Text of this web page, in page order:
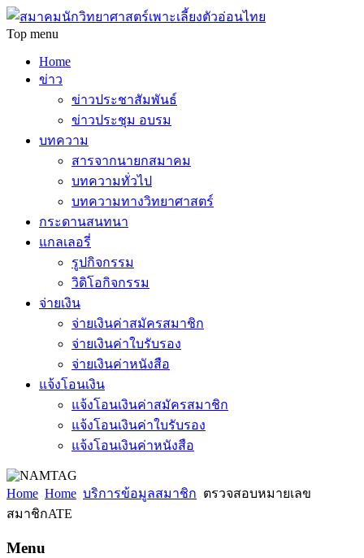
Top menu
Home
ข่าว
ข่าวประชาสัมพันธ์
ข่าวประชุม อบรม
บทความ
สารจากนายกสมาคม
บทความทั่วไป
บทความทางวิทยาศาสตร์
กระดานสนทนา
แกลเลอรี่
รูปกิจกรรม
วิดิโอกิจกรรม
จ่ายเงิน
จ่ายเงินค่าสมัครสมาชิก
จ่ายเงินค่าใบรับรอง
จ่ายเงินค่าหนังสือ
แจ้งโอนเงิน
แจ้งโอนเงินค่าสมัครสมาชิก
แจ้งโอนเงินค่าใบรับรอง
แจ้งโอนเงินค่าหนังสือ
Home Home บริการข้อมูลสมาชิก ตรวจสอบหมายเลข
สมาชิกATE
Menu